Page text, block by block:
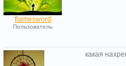
flamesword
Пользователь
какая